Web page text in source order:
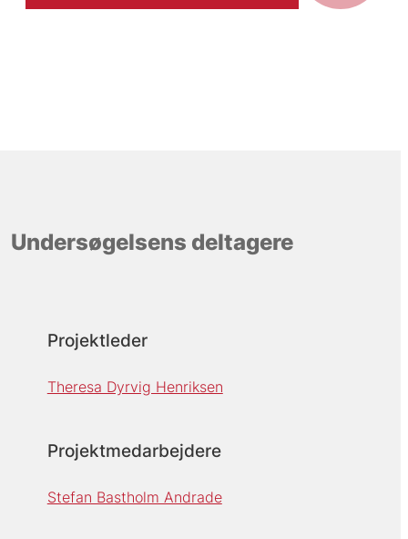
Undersøgelsens deltagere
Projektleder
Theresa Dyrvig Henriksen
Projektmedarbejdere
Stefan Bastholm Andrade